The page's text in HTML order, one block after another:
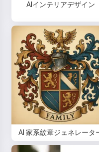
AIインテリアデザイン
AI 家系紋章ジェネレータ
同意
プ
返